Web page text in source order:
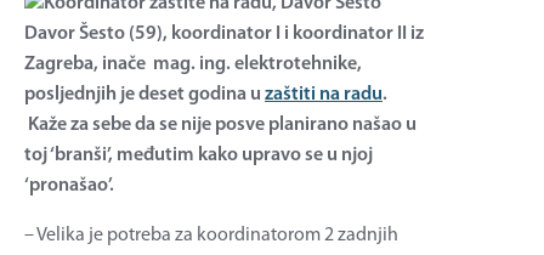
Davor Šesto (59), koordinator I i koordinator II iz
Zagreba, inače mag. ing. elektrotehnike,
posljednjih je deset godina u zaštiti na radu.
Kaže za sebe da se nije posve planirano našao u
toj ‘branši’, međutim kako upravo se u njoj
‘pronašao’.
– Velika je potreba za koordinatorom 2 zadnjih